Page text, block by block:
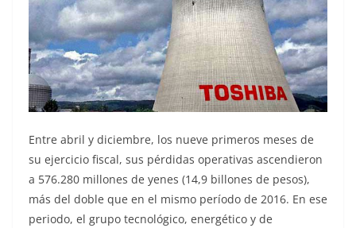
Entre abril y diciembre, los nueve primeros meses de
su ejercicio fiscal, sus pérdidas operativas ascendieron
a 576.280 millones de yenes (14,9 billones de pesos),
más del doble que en el mismo período de 2016. En ese
periodo, el grupo tecnológico, energético y de